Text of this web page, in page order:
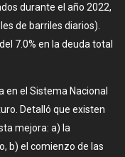
durante el año 2022,
de barriles diarios).
7.0% en la deuda total
en el Sistema Nacional
Detalló que existen
mejora: a) la
b) el comienzo de las